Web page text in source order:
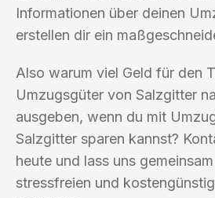
Informationen über deinen
erstellen dir ein
Also warum viel Geld für den
Umzugsgüter von Salzgitter
ausgeben, wenn du mit
Salzgitter sparen kannst?
heute und lass uns
stressfreien und